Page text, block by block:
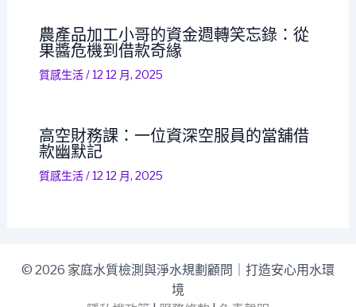
農產品加工小哥的資金週轉笑忘錄：從
果醬危機到借款奇緣
質感生活/12 12 月, 2025
高空財務課：一位資深空服員的當舖借
款幽默記
質感生活/12 12 月, 2025
© 2026 家庭水質檢測與淨水規劃顧問｜打造安心用水環
境